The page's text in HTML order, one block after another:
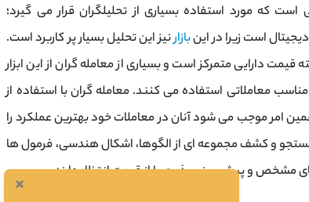
که مورد استفاده بسیاری از تحلیلگران قرار می گیرد؛
است زیرا در اینبازارنیز این تحلیل بسیار پر کاربرد است.
دارایی متمرکز است و بسیاری از معامله ‌گران از این ابزار
معاملاتی استفاده می‌ کنند. معامله گران با استفاده از
امر موجب می شود آنان در معاملات خود بهترین عملکرد را
جستجو و کشف مجموعه ‌ای از الگوها، اشکال هندسی، فرمول‌ ها
مشخص و پیش ‌بینی پذیری را از قیمت انتظار دارند.
×